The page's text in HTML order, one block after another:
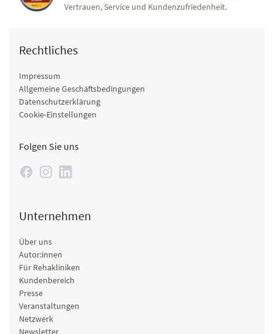
Vertrauen, Service und Kundenzufriedenheit.
Rechtliches
Impressum
Allgemeine Geschäftsbedingungen
Datenschutzerklärung
Cookie-Einstellungen
Folgen Sie uns
Unternehmen
Über uns
Autor:innen
Für Rehakliniken
Kundenbereich
Presse
Veranstaltungen
Netzwerk
Newsletter